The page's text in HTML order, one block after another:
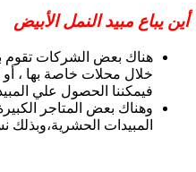
أين يباع مبيد النمل الأبيض
هناك بعض الشركات تقوم
خلال محلات خاصة بها ،
فيمكننا الحصول علي
وهناك بعض المتاجر
المبيدات